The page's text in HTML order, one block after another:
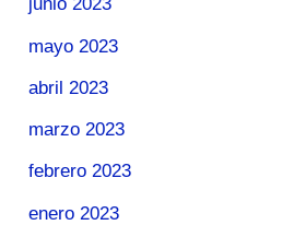
junio 2023
mayo 2023
abril 2023
marzo 2023
febrero 2023
enero 2023